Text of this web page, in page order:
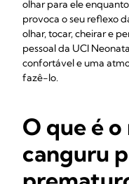
olhar para ele
provoca o seu reflexo
olhar, tocar, cheirar e
pessoal da UCI
confortável e uma
fazê-lo.
O que é
canguru